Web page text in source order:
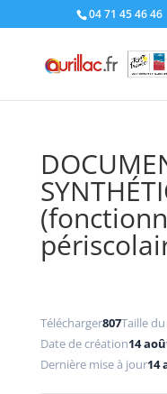
04 71 45 46 46
Télécharger807Taille
Date de création14
Dernière mise à jour14